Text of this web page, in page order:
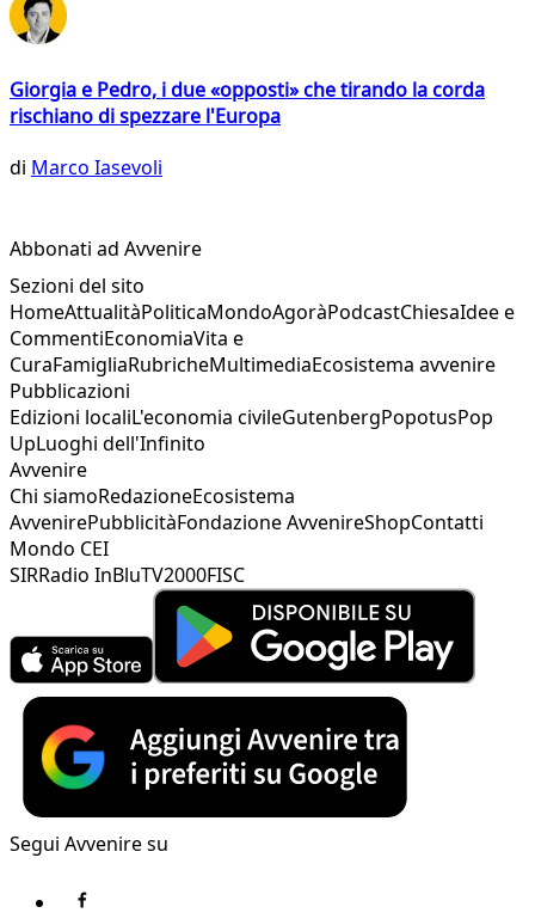
Giorgia e Pedro, i due «opposti» che tirando la corda
rischiano di spezzare l'Europa
di Marco Iasevoli
Abbonati ad Avvenire
Sezioni del sito
HomeAttualitàPoliticaMondoAgoràPodcastChiesaIdee e
CommentiEconomiaVita e
CuraFamigliaRubricheMultimediaEcosistema avvenire
Pubblicazioni
Edizioni localiL'economia civileGutenbergPopotusPop
UpLuoghi dell'Infinito
Avvenire
Chi siamoRedazioneEcosistema
AvvenirePubblicitàFondazione AvvenireShopContatti
Mondo CEI
SIRRadio InBluTV2000FISC
Segui Avvenire su